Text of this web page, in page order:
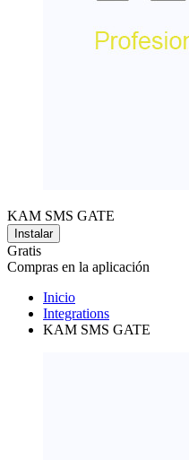
KAM SMS GATE
Instalar
Gratis
Compras en la aplicación
Inicio
Integrations
KAM SMS GATE